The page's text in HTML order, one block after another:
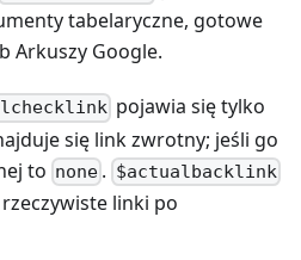
tabelaryczne, gotowe
Arkuszy Google.
pojawia się tylko
się link zwrotny; jeśli go
to none . $actualbacklink
linki po